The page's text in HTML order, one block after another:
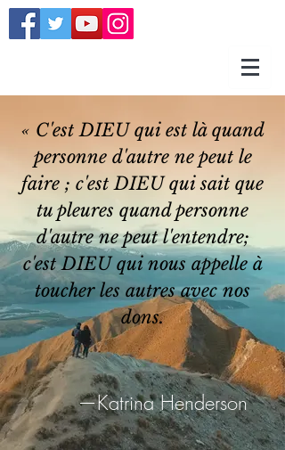
« C'est DIEU qui est là quand
personne d'autre ne peut le
faire ; c'est DIEU qui sait que
tu pleures quand personne
d'autre ne peut l'entendre;
c'est DIEU qui nous appelle à
toucher les autres avec nos
dons.
—Katrina Henderson